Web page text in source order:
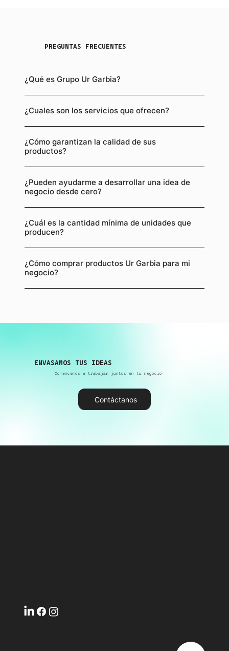
PREGUNTAS FRECUENTES
¿Qué es Grupo Ur Garbia?
¿Cuales son los servicios que ofrecen?
¿Cómo garantizan la calidad de sus
productos?
¿Pueden ayudarme a desarrollar una idea de
negocio desde cero?
¿Cuál es la cantidad mínima de unidades que
producen?
¿Cómo comprar productos Ur Garbia para mi
negocio?
ENVASAMOS TUS IDEAS
Comencemos a trabajar juntos en tu negocio
Contáctanos